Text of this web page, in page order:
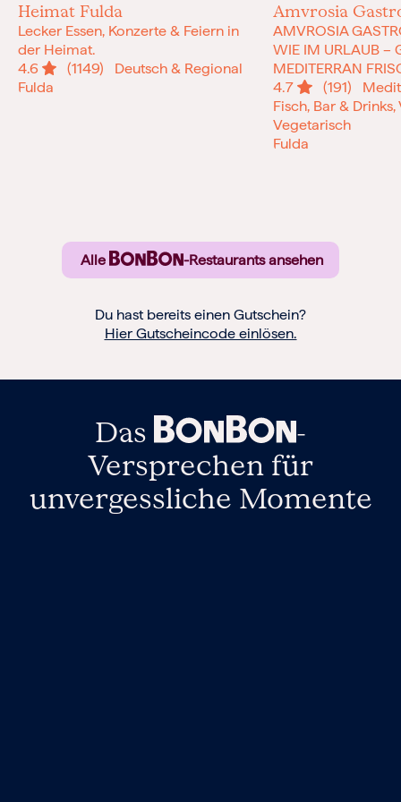
Heimat Fulda
Lecker Essen, Konzerte & Feiern in
der Heimat.
4.6
(1149) Deutsch & Regional
Fulda
Amvrosia
AMVROSIA
WIE IM URLAUB –
MEDITERRAN
4.7
(191)
Fisch, Bar & Drinks,
Vegetarisch
Fulda
Alle -Restaurants ansehen
Du hast bereits einen Gutschein?
Hier Gutscheincode einlösen.
Das
-
Versprechen für
unvergessliche Momente